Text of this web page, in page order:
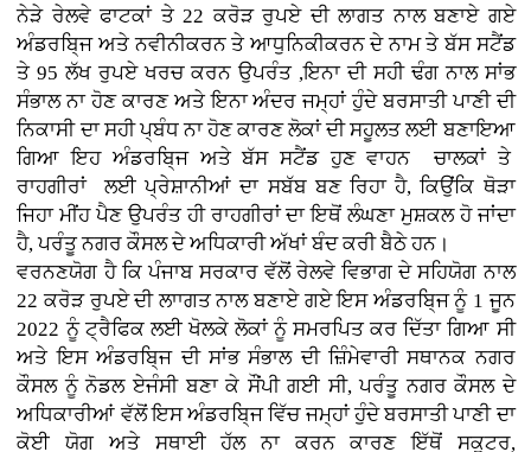
ਨੇੜੇ ਰੇਲਵੇ ਫਾਟਕਾਂ ਤੇ 22 ਕਰੋੜ ਰੁਪਏ ਦੀ ਲਾਗਤ ਨਾਲ ਬਣਾਏ ਗਏ
ਅੰਡਰਬਿ੍ਜ ਅਤੇ ਨਵੀਨੀਕਰਨ ਤੇ ਆਧੁਨਿਕੀਕਰਨ ਦੇ ਨਾਮ ਤੇ ਬੱਸ ਸਟੈਂਡ
ਤੇ 95 ਲੱਖ ਰੁਪਏ ਖਰਚ ਕਰਨ ਉਪਰੰਤ ,ਇਨਾ ਦੀ ਸਹੀ ਢੰਗ ਨਾਲ ਸਾਂਭ
ਸੰਭਾਲ ਨਾ ਹੋਣ ਕਾਰਣ ਅਤੇ ਇਨਾ ਅੰਦਰ ਜਮ੍ਹਾਂ ਹੁੰਦੇ ਬਰਸਾਤੀ ਪਾਣੀ ਦੀ
ਨਿਕਾਸੀ ਦਾ ਸਹੀ ਪ੍ਬੰਧ ਨਾ ਹੋਣ ਕਾਰਣ ਲੋਕਾਂ ਦੀ ਸਹੂਲਤ ਲਈ ਬਣਾਇਆ
ਗਿਆ ਇਹ ਅੰਡਰਬਿ੍ਜ ਅਤੇ ਬੱਸ ਸਟੈਂਡ ਹੁਣ ਵਾਹਨ ਚਾਲਕਾਂ ਤੇ
ਰਾਹਗੀਰਾਂ ਲਈ ਪ੍ਰੇਸ਼ਾਨੀਆਂ ਦਾ ਸਬੱਬ ਬਣ ਰਿਹਾ ਹੈ, ਕਿਉਂਕਿ ਥੋੜਾ
ਜਿਹਾ ਮੀਂਹ ਪੈਣ ਉਪਰੰਤ ਹੀ ਰਾਹਗੀਰਾਂ ਦਾ ਇਥੋਂ ਲੰਘਣਾ ਮੁਸ਼ਕਲ ਹੋ ਜਾਂਦਾ
ਹੈ, ਪਰੰਤੂ ਨਗਰ ਕੌਸਲ ਦੇ ਅਧਿਕਾਰੀ ਅੱਖਾਂ ਬੰਦ ਕਰੀ ਬੈਠੇ ਹਨ।
ਵਰਨਣਯੋਗ ਹੈ ਕਿ ਪੰਜਾਬ ਸਰਕਾਰ ਵੱਲੋਂ ਰੇਲਵੇ ਵਿਭਾਗ ਦੇ ਸਹਿਯੋਗ ਨਾਲ
22 ਕਰੋੜ ਰੁਪਏ ਦੀ ਲਾਾਗਤ ਨਾਲ ਬਣਾਏ ਗਏ ਇਸ ਅੰਡਰਬਿ੍ਜ ਨੂੰ 1 ਜੂਨ
2022 ਨੂੰ ਟ੍ਰੈਫਿਕ ਲਈ ਖੋਲਕੇ ਲੋਕਾਂ ਨੂੰ ਸਮਰਪਿਤ ਕਰ ਦਿੱਤਾ ਗਿਆ ਸੀ
ਅਤੇ ਇਸ ਅੰਡਰਬਿ੍ਜ ਦੀ ਸਾਂਭ ਸੰਭਾਲ ਦੀ ਜ਼ਿੰਮੇਵਾਰੀ ਸਥਾਨਕ ਨਗਰ
ਕੌਸਲ ਨੂੰ ਨੋਡਲ ਏਜੰਸੀ ਬਣਾ ਕੇ ਸੌਂਪੀ ਗਈ ਸੀ, ਪਰੰਤੂ ਨਗਰ ਕੌਸਲ ਦੇ
ਅਧਿਕਾਰੀਆਂ ਵੱਲੋਂ ਇਸ ਅੰਡਰਬਿ੍ਜ ਵਿੱਚ ਜਮ੍ਹਾਂ ਹੁੰਦੇ ਬਰਸਾਤੀ ਪਾਣੀ ਦਾ
ਕੋਈ ਯੋਗ ਅਤੇ ਸਥਾਈ ਹੱਲ ਨਾ ਕਰਨ ਕਾਰਣ ਇੱਥੋਂ ਸਕੂਟਰ,